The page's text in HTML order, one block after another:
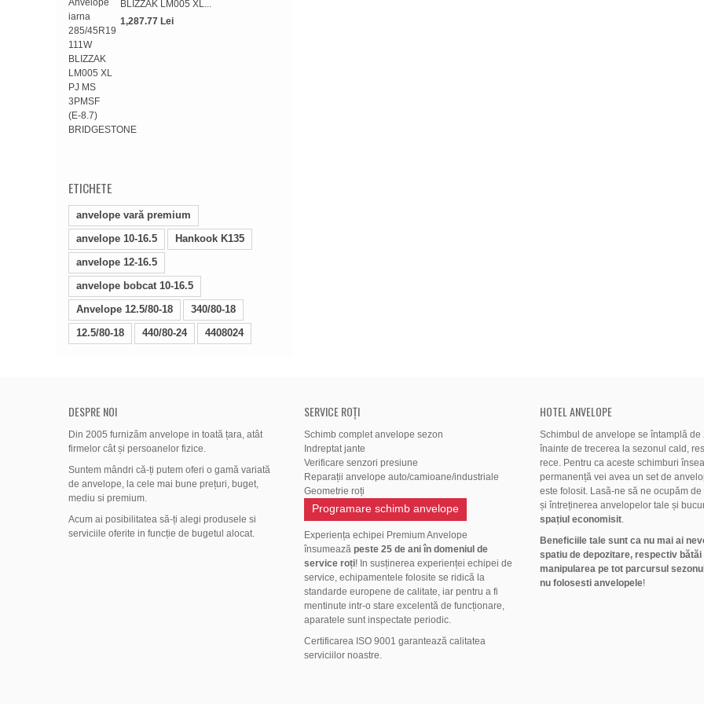
BLIZZAK LM005 XL...
1,287.77 Lei
ETICHETE
anvelope vară premium
anvelope 10-16.5
Hankook K135
anvelope 12-16.5
anvelope bobcat 10-16.5
Anvelope 12.5/80-18
340/80-18
12.5/80-18
440/80-24 4408024
DESPRE NOI
Din 2005 furnizăm anvelope in toată țara, atât
firmelor cât și persoanelor fizice.
Suntem mândri că-ți putem oferi o gamă variată
de anvelope, la cele mai bune prețuri, buget,
mediu si premium.
Acum ai posibilitatea să-ți alegi produsele si
serviciile oferite in funcție de bugetul alocat.
SERVICE ROȚI
Schimb complet anvelope sezon
Indreptat jante
Verificare senzori presiune
Reparații anvelope auto/camioane/industriale
Geometrie roți
Programare schimb anvelope
Experiența echipei Premium Anvelope
însumează peste 25 de ani în domeniul de
service roți! In susținerea experienței echipei de
service, echipamentele folosite se ridică la
standarde europene de calitate, iar pentru a fi
mentinute intr-o stare excelentă de funcționare,
aparatele sunt inspectate periodic.
Certificarea ISO 9001 garantează calitatea
serviciilor noastre.
HOTEL ANVELOPE
Schimbul de anvelope se întamplă de
înainte de trecerea la sezonul cald,
rece. Pentru ca aceste schimburi
permanență vei avea un set de
este folosit. Lasă-ne să ne ocupăm
și întreținerea anvelopelor tale și
spațiul economisit.
Beneficiile tale sunt ca nu mai ai
spatiu de depozitare, respectiv bătăi
manipularea pe tot parcursul
nu folosesti anvelopele!